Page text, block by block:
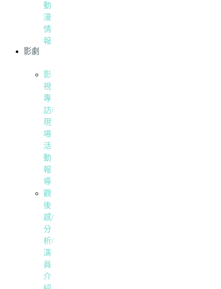
動
漫
情
報
影劇
影
視
專
訪/
現
場
活
動
報
導
觀
後
感/
分
析/
演
員
介